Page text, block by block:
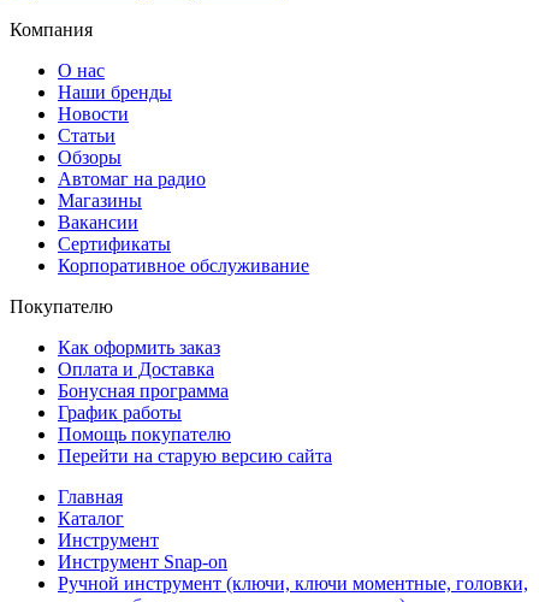
Компания
О нас
Наши бренды
Новости
Статьи
Обзоры
Автомаг на радио
Магазины
Вакансии
Сертификаты
Корпоративное обслуживание
Покупателю
Как оформить заказ
Оплата и Доставка
Бонусная программа
График работы
Помощь покупателю
Перейти на старую версию сайта
Главная
Каталог
Инструмент
Инструмент Snap-on
Ручной инструмент (ключи, ключи моментные, головки,